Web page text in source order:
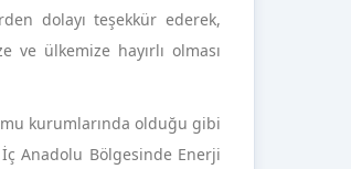
dolayı teşekkür ederek,
ülkemize hayırlı olması
kurumlarında olduğu gibi
Anadolu Bölgesinde Enerji